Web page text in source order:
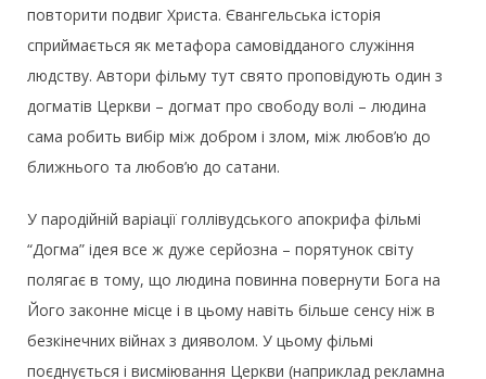
повторити подвиг Христа. Євангельська історія
сприймається як метафора самовідданого служіння
людству. Автори фільму тут свято проповідують один з
догматів Церкви – догмат про свободу волі – людина
сама робить вибір між добром і злом, між любов’ю до
ближнього та любов’ю до сатани.
У пародійній варіації голлівудського апокрифа фільмі
“Догма” ідея все ж дуже серйозна – порятунок світу
полягає в тому, що людина повинна повернути Бога на
Його законне місце і в цьому навіть більше сенсу ніж в
безкінечних війнах з дияволом. У цьому фільмі
поєднується і висміювання Церкви (наприклад рекламна